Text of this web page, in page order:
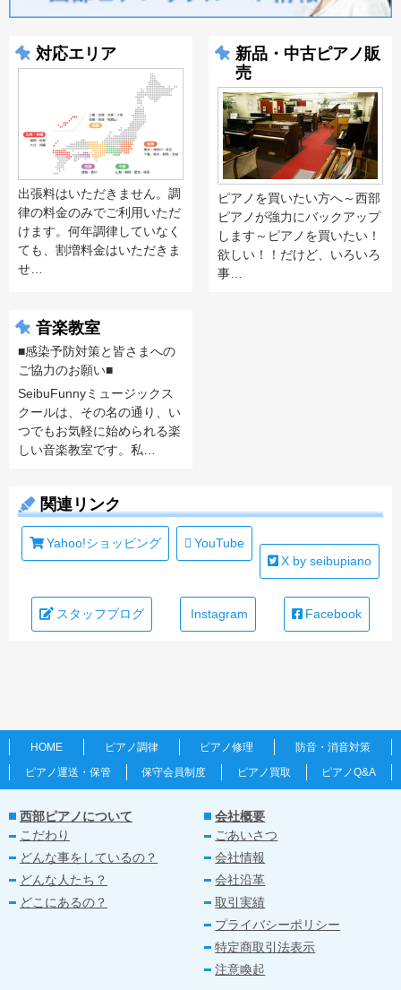
対応エリア
出張料はいただきません。調
律の料金のみでご利用いただ
けます。何年調律していなく
ても、割増料金はいただきま
せ…
新品・中古ピアノ販
売
ピアノを買いたい方へ～西部
ピアノが強力にバックアップ
します～ピアノを買いたい！
欲しい！！だけど、いろいろ
事…
音楽教室
■感染予防対策と皆さまへの
ご協力のお願い■
SeibuFunnyミュージックス
クールは、その名の通り、い
つでもお気軽に始められる楽
しい音楽教室です。私…
関連リンク
Yahoo!ショッピング
YouTube
X by seibupiano
スタッフブログ Instagram Facebook
HOME ピアノ調律 ピアノ修理
防音・消音対策
ピアノ運送・保管
保守会員制度 ピアノ買取 ピアノQ&A
西部ピアノについて
こだわり
どんな事をしているの？
どんな人たち？
どこにあるの？
会社概要
ごあいさつ
会社情報
会社沿革
取引実績
プライバシーポリシー
特定商取引法表示
注意喚起